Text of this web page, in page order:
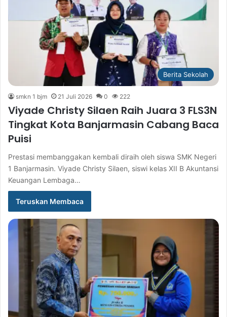
Berita Sekolah
smkn 1 bjm 21 Juli 2026 0 222
Viyade Christy Silaen Raih Juara 3 FLS3N
Tingkat Kota Banjarmasin Cabang Baca
Puisi
Prestasi membanggakan kembali diraih oleh siswa SMK Negeri
1 Banjarmasin. Viyade Christy Silaen, siswi kelas XII B Akuntansi
Keuangan Lembaga…
Teruskan Membaca